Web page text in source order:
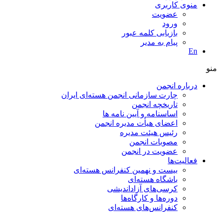
منوی کاربری
عضویت
ورود
بازیابی کلمه عبور
پیام به مدير
En
منو
درباره انجمن
چارت سازمانی انجمن هسته‌ای ایران
تاریخچه انجمن
اساسنامه و آیین نامه ها
اعضای هیأت مدیره انجمن
رئیس هیئت مدیره
مصوبات انجمن
عضویت در انجمن
فعالیت‌ها
بیست و نهمین کنفرانس هسته‌ای
باشگاه هسته‌ای
کرسی‌های آزاداندیشی
دوره‌ها و کارگاه‌ها
کنفرانس‌های هسته‌ای